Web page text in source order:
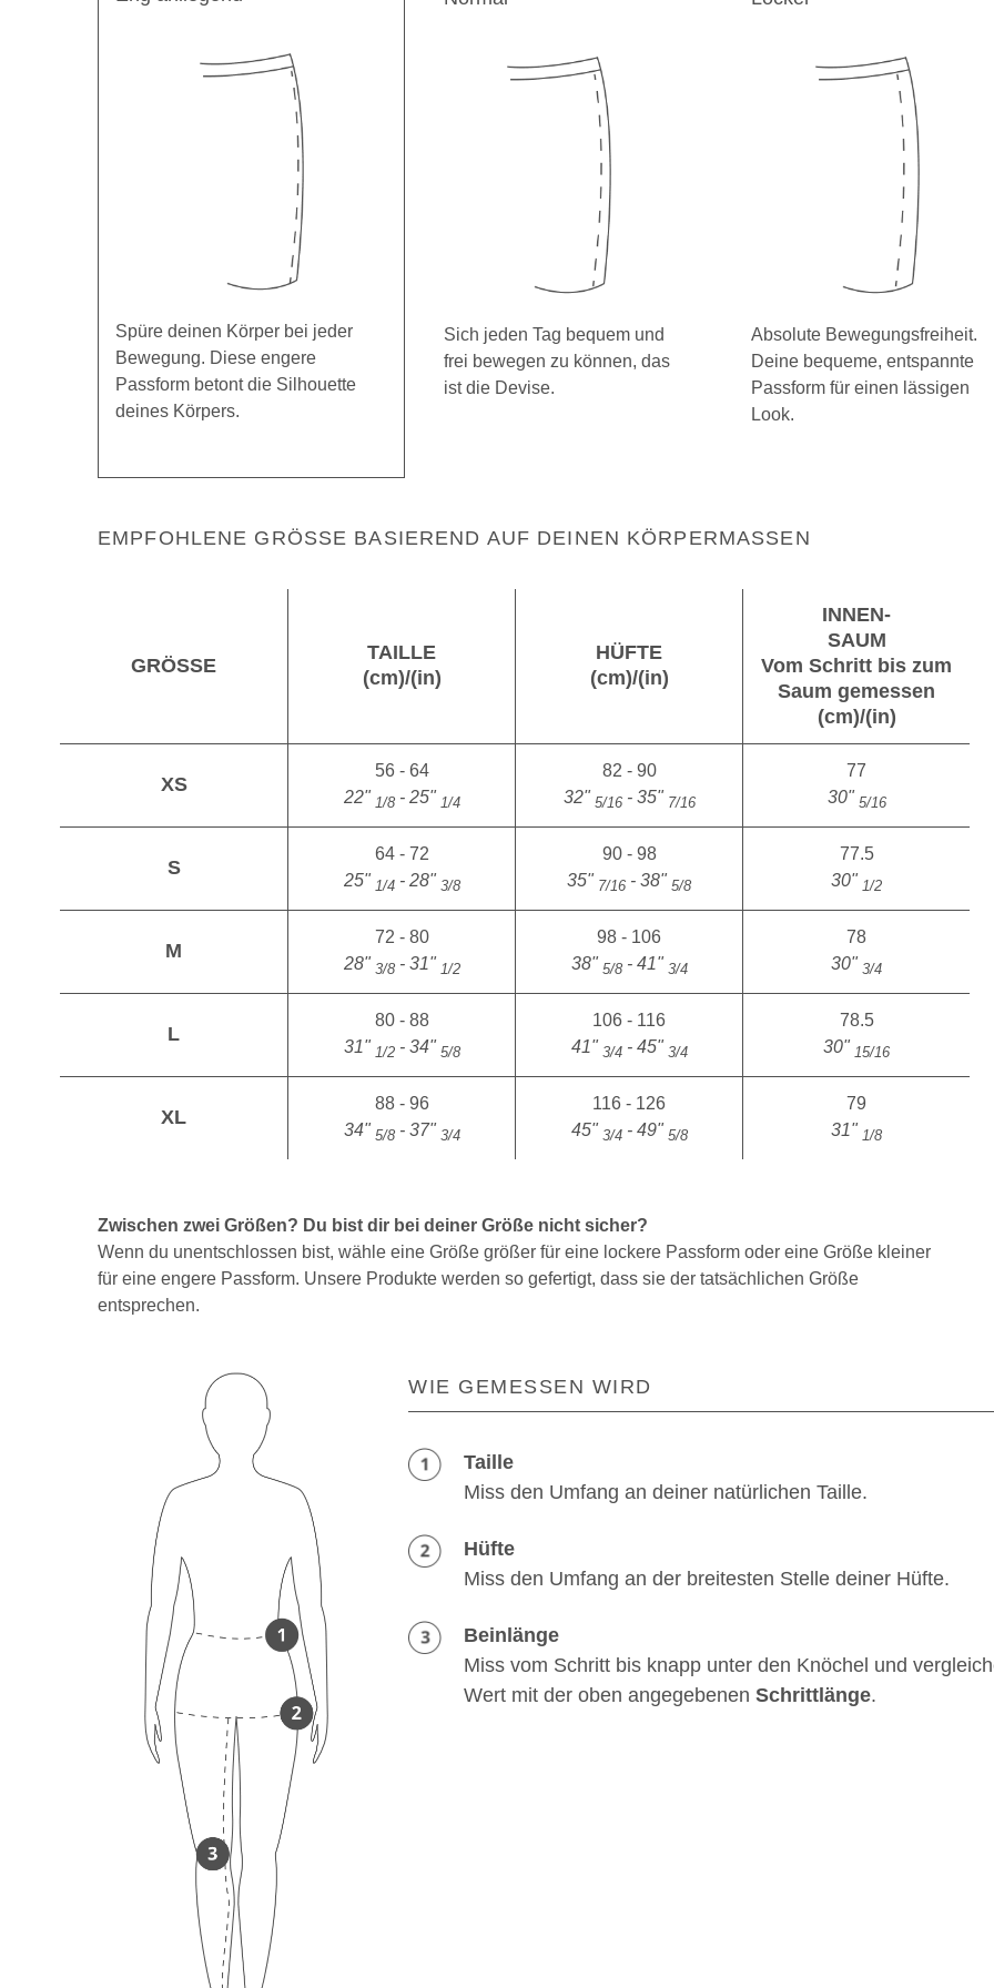
Spüre deinen Körper bei jeder
Bewegung. Diese engere
Passform betont die Silhouette
deines Körpers.
Sich jeden Tag bequem und
frei bewegen zu können, das
ist die Devise.
Absolute Bewegungsfreiheit.
Deine bequeme, entspannte
Passform für einen lässigen
Look.
EMPFOHLENE GRÖSSE BASIEREND AUF DEINEN KÖRPERMASSEN
GRÖSSE
TAILLE
(cm)/(in)
HÜFTE
(cm)/(in)
INNEN-
SAUM
Vom Schritt bis zum
Saum gemessen
(cm)/(in)
XS
56 - 64
22" 1/8- 25" 1/4
82 - 90
32" 5/16- 35" 7/16
77
30" 5/16
S
64 - 72
25" 1/4- 28" 3/8
90 - 98
35" 7/16 - 38" 5/8
77.5
30" 1/2
M
72 - 80
28" 3/8- 31" 1/2
98 - 106
38" 5/8- 41" 3/4
78
30" 3/4
L
80 - 88
31" 1/2- 34" 5/8
106 - 116
41" 3/4- 45" 3/4
78.5
30" 15/16
XL
88 - 96
34" 5/8- 37" 3/4
116 - 126
45" 3/4- 49" 5/8
79
31" 1/8
Zwischen zwei Größen? Du bist dir bei deiner Größe nicht sicher?
Wenn du unentschlossen bist, wähle eine Größe größer für eine lockere Passform oder eine Größe kleiner
für eine engere Passform. Unsere Produkte werden so gefertigt, dass sie der tatsächlichen Größe
entsprechen.
WIE GEMESSEN WIRD
Taille
Miss den Umfang an deiner natürlichen Taille.
Hüfte
Miss den Umfang an der breitesten Stelle deiner Hüfte.
Beinlänge
Miss vom Schritt bis knapp unter den Knöchel und
Wert mit der oben angegebenen Schrittlänge.